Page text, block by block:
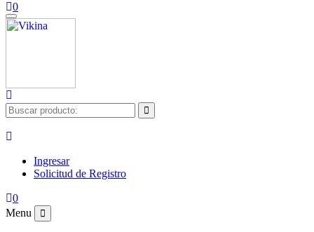
0
Ingresar
Solicitud de Registro
0
Menu